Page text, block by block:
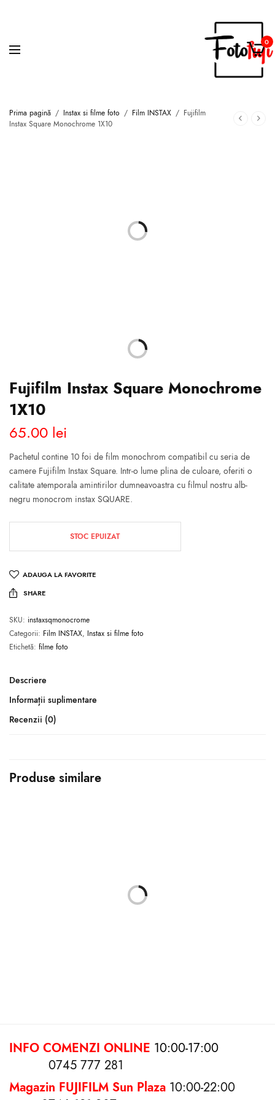
0
Prima pagină / Instax si filme foto / Film INSTAX / Fujifilm
Instax Square Monochrome 1X10
Fujifilm Instax Square Monochrome
1X10
65.00 lei
Pachetul contine 10 foi de film monochrom compatibil cu seria de
camere Fujifilm Instax Square. Intr-o lume plina de culoare, oferiti o
calitate atemporala amintirilor dumneavoastra cu filmul nostru alb-
negru monocrom instax SQUARE.
STOC EPUIZAT
ADAUGA LA FAVORITE
SHARE
SKU: instaxsqmonocrome
Categorii: Film INSTAX, Instax si filme foto
Etichetă: filme foto
Descriere
Informații suplimentare
Recenzii (0)
Produse similare
INFO COMENZI ONLINE 10:00-17:00
0745 777 281
Magazin FUJIFILM Sun Plaza 10:00-22:00